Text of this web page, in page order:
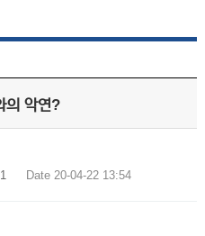
의 악연?
Date 20-04-22 13:54